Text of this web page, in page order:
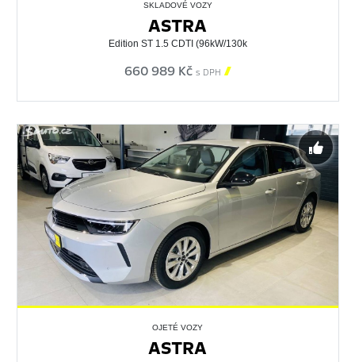
SKLADOVÉ VOZY
ASTRA
Edition ST 1.5 CDTI (96kW/130k
660 989 Kč s DPH 
OJETÉ VOZY
ASTRA